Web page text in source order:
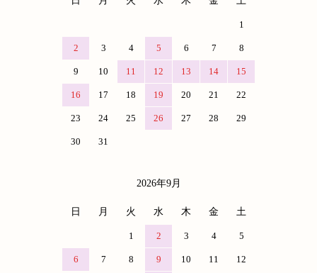
1
2 3 4 5 6 7 8
9 10 11 12 13 14 15
16 17 18 19 20 21 22
23 24 25 26 27 28 29
30 31
2026年9月
日 月 火 水 木 金 土
1 2 3 4 5
6 7 8 9 10 11 12